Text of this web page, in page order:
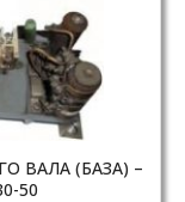
ВАЛА (БАЗА) –
50